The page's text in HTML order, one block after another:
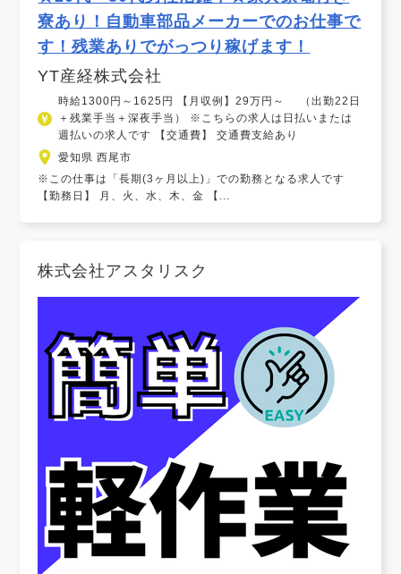
寮あり！自動車部品メーカーでのお仕事で
す！残業ありでがっつり稼げます！
YT産経株式会社
時給1300円～1625円 【月収例】29万円～ （出勤22日
＋残業手当＋深夜手当） ※こちらの求人は日払いまたは
週払いの求人です 【交通費】 交通費支給あり
愛知県 西尾市
※この仕事は「長期(3ヶ月以上)」での勤務となる求人です
【勤務日】 月、火、水、木、金 【...
株式会社アスタリスク